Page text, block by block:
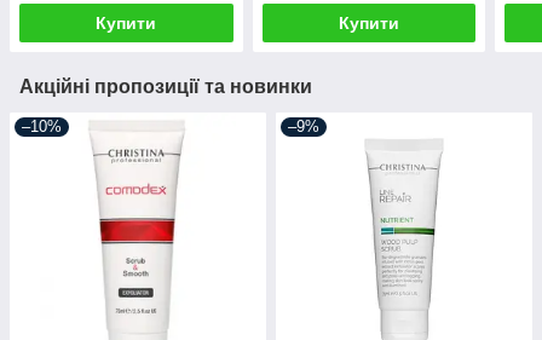
Купити Купити
Акційні пропозиції та новинки
–10% –9%